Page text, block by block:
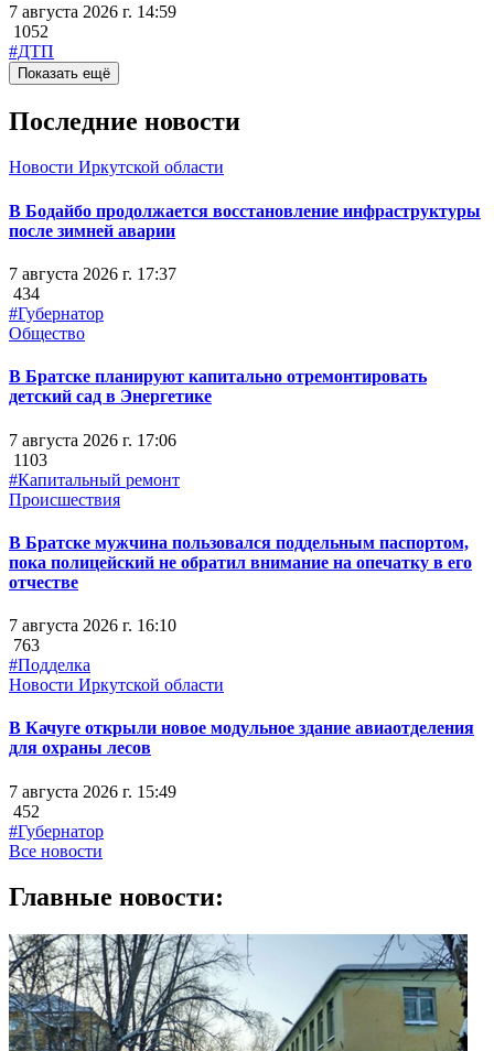
7 августа 2026 г. 14:59
1052
#ДТП
Показать ещё
Последние новости
Новости Иркутской области
В Бодайбо продолжается восстановление инфраструктуры
после зимней аварии
7 августа 2026 г. 17:37
434
#Губернатор
Общество
В Братске планируют капитально отремонтировать
детский сад в Энергетике
7 августа 2026 г. 17:06
1103
#Капитальный ремонт
Происшествия
В Братске мужчина пользовался поддельным паспортом,
пока полицейский не обратил внимание на опечатку в его
отчестве
7 августа 2026 г. 16:10
763
#Подделка
Новости Иркутской области
В Качуге открыли новое модульное здание авиаотделения
для охраны лесов
7 августа 2026 г. 15:49
452
#Губернатор
Все новости
Главные новости: